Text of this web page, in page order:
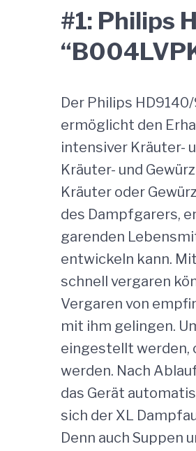
#1: Philips
Der Philips
ermöglicht den
intensiver Kräuter-
Kräuter- und
Kräuter oder
des Dampfgarers,
garenden
entwickeln kann.
schnell vergaren
Vergaren von
mit ihm gelingen.
eingestellt werden,
werden. Nach
das Gerät
sich der XL
Denn auch Suppen